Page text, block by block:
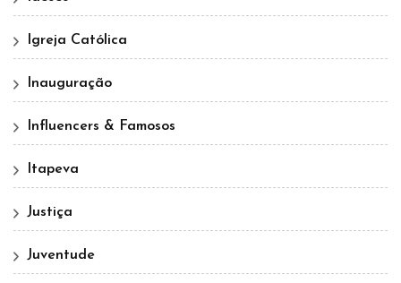
Igreja Católica
Inauguração
Influencers & Famosos
Itapeva
Justiça
Juventude